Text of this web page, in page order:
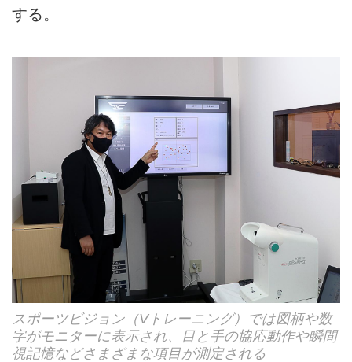
する。
スポーツビジョン（Vトレーニング）では図柄や数
字がモニターに表示され、目と手の協応動作や瞬間
視記憶などさまざまな項目が測定される